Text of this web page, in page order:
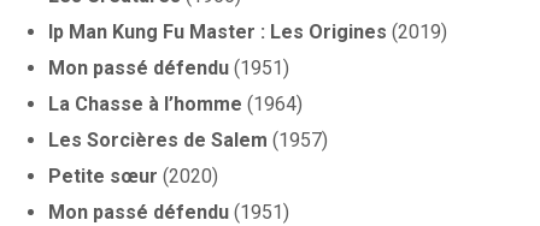
Ip Man Kung Fu Master : Les Origines (2019)
Mon passé défendu (1951)
La Chasse à l’homme (1964)
Les Sorcières de Salem (1957)
Petite sœur (2020)
Mon passé défendu (1951)